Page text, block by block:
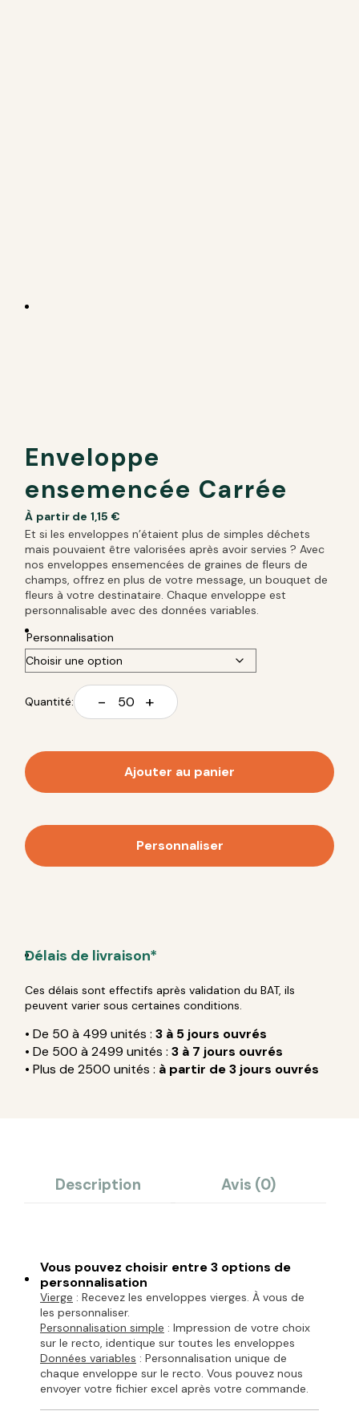
Enveloppe
ensemencée Carrée
À partir de 1,15 €
Et si les enveloppes n’étaient plus de simples déchets
mais pouvaient être valorisées après avoir servies ? Avec
nos enveloppes ensemencées de graines de fleurs de
champs, offrez en plus de votre message, un bouquet de
fleurs à votre destinataire. Chaque enveloppe est
personnalisable avec des données variables.
Personnalisation
Quantité: - +
Ajouter au panier
Personnaliser
Délais de livraison*
Ces délais sont effectifs après validation du BAT, ils
peuvent varier sous certaines conditions.
• De 50 à 499 unités :3 à 5 jours ouvrés
• De 500 à 2499 unités :3 à 7 jours ouvrés
• Plus de 2500 unités : à partir de 3 jours ouvrés
Description Avis (0)
Vous pouvez choisir entre 3 options de
personnalisation
Vierge : Recevez les enveloppes vierges. À vous de
les personnaliser.
Personnalisation simple : Impression de votre choix
sur le recto, identique sur toutes les enveloppes
Données variables : Personnalisation unique de
chaque enveloppe sur le recto. Vous pouvez nous
envoyer votre fichier excel après votre commande.